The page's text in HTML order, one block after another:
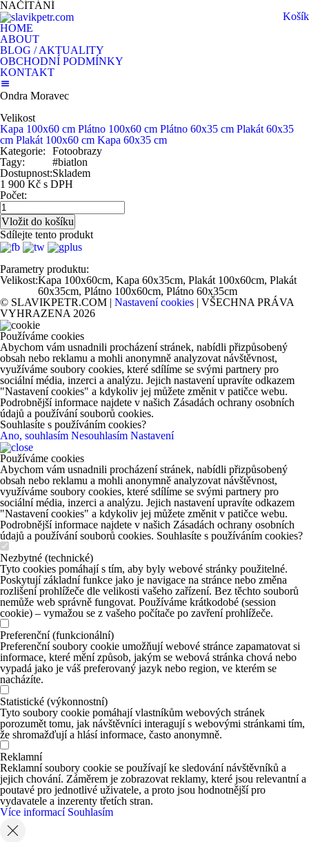
NAČÍTÁNÍ
Košík
HOME
ABOUT
BLOG / AKTUALITY
OBCHODNÍ PODMÍNKY
KONTAKT
Ondra Moravec
Velikost
Kapa 100x60 cm Plátno 100x60 cm Plátno 60x35 cm Plakát 60x35
cm Plakát 100x60 cm Kapa 60x35 cm
Kategorie:
Fotoobrazy
Tagy:
#biatlon
Dostupnost:Skladem
1 900 Kč s DPH
Počet:
Sdílejte tento produkt
Parametry produktu:
Velikost:Kapa 100x60cm, Kapa 60x35cm, Plakát 100x60cm, Plakát
60x35cm, Plátno 100x60cm, Plátno 60x35cm
© SLAVIKPETR.COM | Nastavení cookies | VŠECHNA PRÁVA
VYHRAZENA 2026
Používáme cookies
Abychom vám usnadnili procházení stránek, nabídli přizpůsobený
obsah nebo reklamu a mohli anonymně analyzovat návštěvnost,
využíváme soubory cookies, které sdílíme se svými partnery pro
sociální média, inzerci a analýzu. Jejich nastavení upravíte odkazem
"Nastavení cookies" a kdykoliv jej můžete změnit v patičce webu.
Podrobnější informace najdete v našich Zásadách ochrany osobních
údajů a používání souborů cookies.
Souhlasíte s používáním cookies?
Ano, souhlasím Nesouhlasím Nastavení
Používáme cookies
Abychom vám usnadnili procházení stránek, nabídli přizpůsobený
obsah nebo reklamu a mohli anonymně analyzovat návštěvnost,
využíváme soubory cookies, které sdílíme se svými partnery pro
sociální média, inzerci a analýzu. Jejich nastavení upravíte odkazem
"Nastavení cookies" a kdykoliv jej můžete změnit v patičce webu.
Podrobnější informace najdete v našich Zásadách ochrany osobních
údajů a používání souborů cookies. Souhlasíte s používáním cookies?
Nezbytné (technické)
Tyto cookies pomáhají s tím, aby byly webové stránky použitelné.
Poskytují základní funkce jako je navigace na stránce nebo změna
rozlišení prohlížeče dle velikosti vašeho zařízení. Bez těchto souborů
nemůže web správně fungovat. Používáme krátkodobé (session
cookie) – vymažou se z vašeho počítače po zavření prohlížeče.
Preferenční (funkcionální)
Preferenční soubory cookie umožňují webové stránce zapamatovat si
informace, které mění způsob, jakým se webová stránka chová nebo
vypadá jako je váš preferovaný jazyk nebo region, ve kterém se
nacházíte.
Statistické (výkonnostní)
Tyto soubory cookie pomáhají vlastníkům webových stránek
porozumět tomu, jak návštěvníci interagují s webovými stránkami tím,
že shromažďují a hlásí informace, často anonymně.
Reklamní
Reklamní soubory cookie se používají ke sledování návštěvníků a
jejich chování. Záměrem je zobrazovat reklamy, které jsou relevantní a
poutavé pro jednotlivé uživatele, a proto jsou hodnotnější pro
vydavatele a inzerenty třetích stran.
Více informací Souhlasím